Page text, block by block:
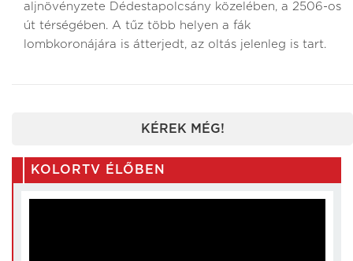
aljnövényzete Dédestapolcsány közelében, a 2506-os
út térségében. A tűz több helyen a fák
lombkoronájára is átterjedt, az oltás jelenleg is tart.
KÉREK MÉG!
KOLORTV ÉLŐBEN